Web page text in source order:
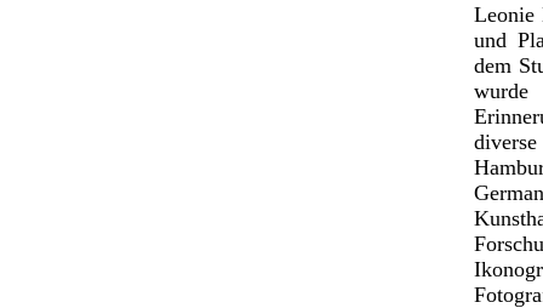
Leonie
und
dem